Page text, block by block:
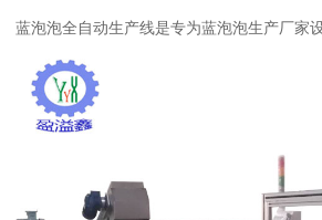
蓝泡泡全自动生产线是专为蓝泡泡生产厂家